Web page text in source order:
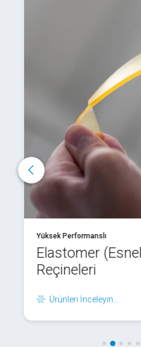
Yüksek Performanslı
Elastomer
Reçineleri
Ürünleri İnceleyin...